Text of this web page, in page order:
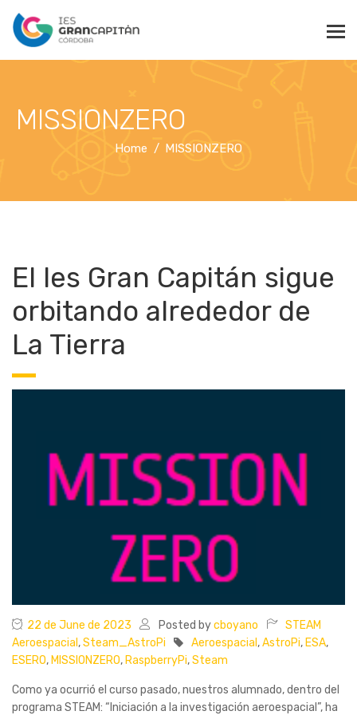
MISSIONZERO
Home MISSIONZERO
El Ies Gran Capitán sigue
orbitando alrededor de
La Tierra
22 de June de 2023 Posted bycboyano
STEAM
Aeroespacial ,Steam_AstroPi Aeroespacial ,AstroPi, ESA,
ESERO, MISSIONZERO, RaspberryPi,Steam
Como ya ocurrió el curso pasado, nuestros alumnado, dentro del
programa STEAM: “Iniciación a la investigación aeroespacial”, ha